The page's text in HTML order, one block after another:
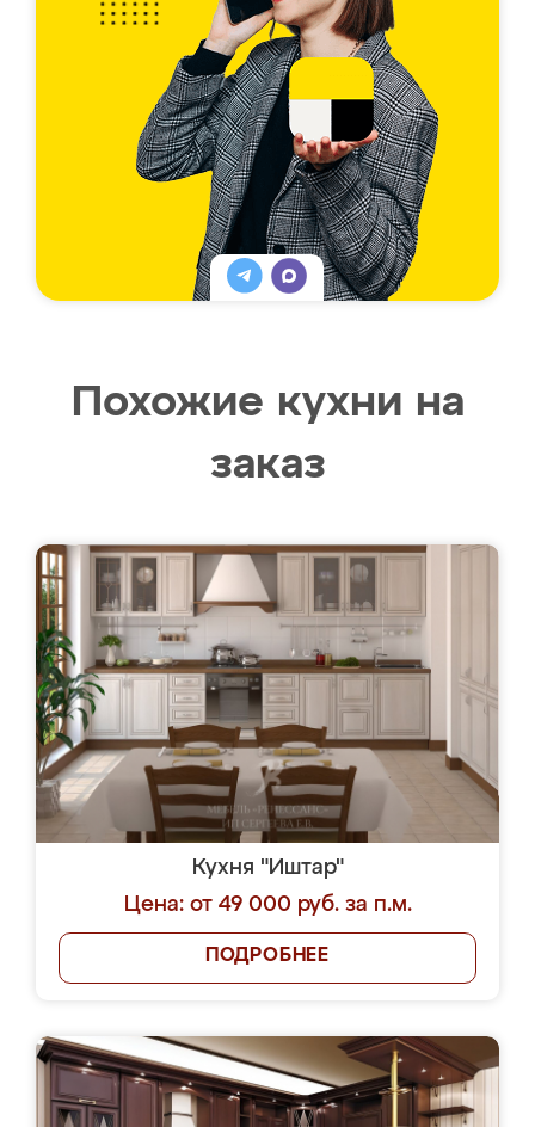
Похожие кухни на
заказ
Кухня "Иштар"
Цена: от 49 000 руб. за п.м.
ПОДРОБНЕЕ